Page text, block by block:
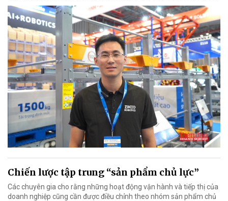
Chiến lược tập trung “sản phẩm chủ lực”
Các chuyên gia cho rằng những hoạt động vận hành và tiếp thị của
doanh nghiệp cũng cần được điều chỉnh theo nhóm sản phẩm chủ